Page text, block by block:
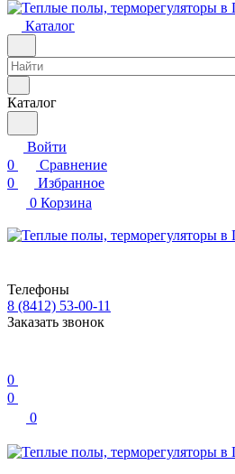
Каталог
Каталог
Войти
0
Сравнение
0
Избранное
0 Корзина
Телефоны
8 (8412) 53-00-11
Заказать звонок
0
0
0